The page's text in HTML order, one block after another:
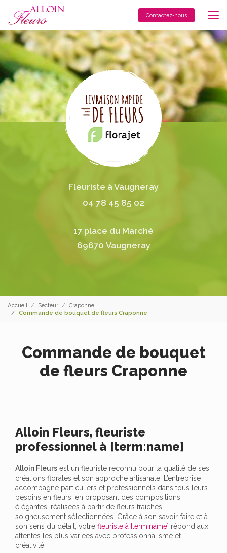
contenu
principal
Contactez-nous
Fleuriste à Vaugneray
04 78 45 85 02
17 place du Marché
69670 Vaugneray
Accueil Secteur
Craponne
Commande de bouquet de fleurs Craponne
Commande de bouquet
de fleurs Craponne
Alloin Fleurs, fleuriste
professionnel à [term:name]
Alloin Fleurs est un fleuriste reconnu pour la qualité de ses
créations florales et son approche artisanale. L’entreprise
accompagne particuliers et professionnels dans tous leurs
besoins en fleurs, en proposant des compositions
élégantes, réalisées à partir de fleurs fraîches
soigneusement sélectionnées. Grâce à son savoir-faire et à
son sens du détail, votre fleuriste à [term:name] répond aux
attentes les plus variées avec professionnalisme et
créativité.